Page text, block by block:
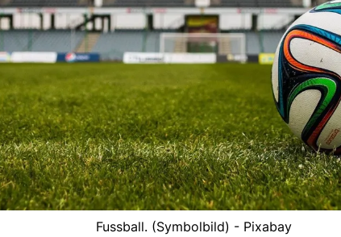
Fussball. (Symbolbild) - Pixabay